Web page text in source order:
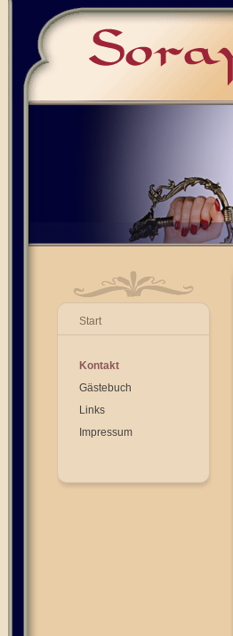
Start
Kontakt
Gästebuch
Links
Impressum